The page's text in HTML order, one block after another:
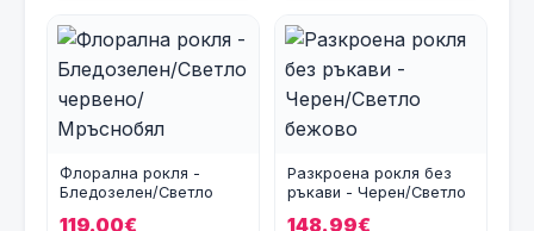
Флорална рокля -
Бледозелен/Светло
119.00€
Разкроена рокля без
ръкави - Черен/Светло
148.99€